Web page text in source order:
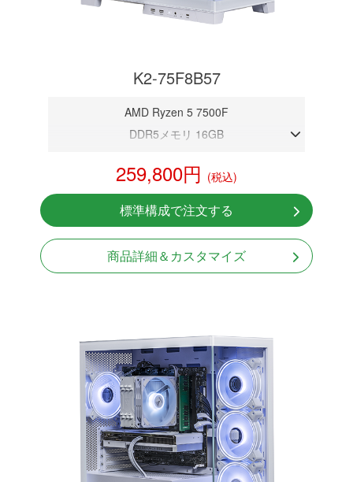
K2-75F8B57
AMD Ryzen 5 7500F
DDR5メモリ 16GB
NVMeSSD 1TB
Windows11 Home 64bit
259,800円 (税込)
標準構成で注文する
商品詳細＆カスタマイズ